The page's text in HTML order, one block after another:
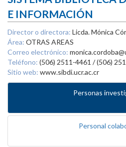
E INFORMACIÓN
Director o directora: Licda. Mónica
Área: OTRAS AREAS
Correo electrónico:
Teléfono: (506) 2511-4461 / (506)
Sitio web: www.sibdi.ucr.ac.cr
Personas
Personal